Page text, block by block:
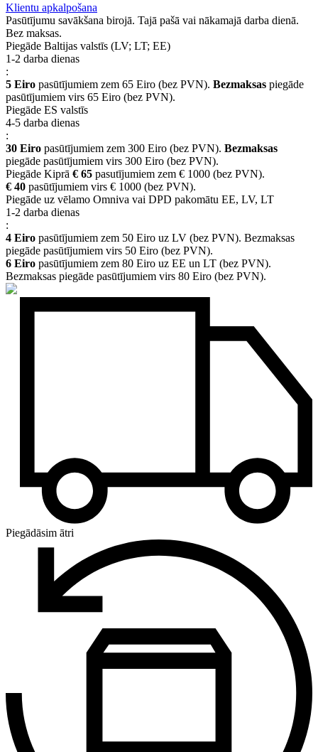
Klientu apkalpošana
Pasūtījumu savākšana birojā. Tajā pašā vai nākamajā darba dienā.
Bez maksas.
Piegāde Baltijas valstīs (LV; LT; EE)
1-2 darba dienas
:
5 Eiro pasūtījumiem zem 65 Eiro (bez PVN). Bezmaksas piegāde
pasūtījumiem virs 65 Eiro (bez PVN).
Piegāde ES valstīs
4-5 darba dienas
:
30 Eiro pasūtījumiem zem 300 Eiro (bez PVN). Bezmaksas
piegāde pasūtījumiem virs 300 Eiro (bez PVN).
Piegāde Kiprā € 65 pasutījumiem zem € 1000 (bez PVN).
€ 40 pasūtījumiem virs € 1000 (bez PVN).
Piegāde uz vēlamo Omniva vai DPD pakomātu EE, LV, LT
1-2 darba dienas
:
4 Eiro pasūtījumiem zem 50 Eiro uz LV (bez PVN). Bezmaksas
piegāde pasūtījumiem virs 50 Eiro (bez PVN).
6 Eiro pasūtījumiem zem 80 Eiro uz EE un LT (bez PVN).
Bezmaksas piegāde pasūtījumiem virs 80 Eiro (bez PVN).
Piegādāsim ātri